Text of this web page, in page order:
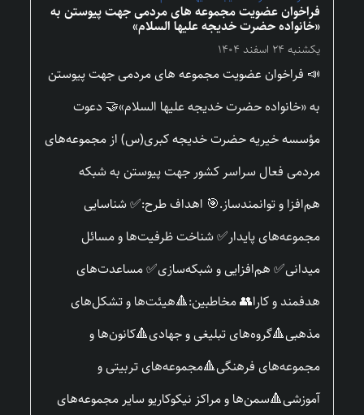
فراخوان عضویت مجموعه های مردمی جهت پیوستن به
«خانواده حضرت خدیجه علیها السلام»
یکشنبه ۲۴ اسفند ۱۴۰۴
📣 فراخوان عضویت مجموعه های مردمی جهت پیوستن
به «خانواده حضرت خدیجه علیها السلام»🤝 دعوت
مؤسسه خیریه حضرت خدیجه کبری(س) از مجموعه‌های
مردمی فعال سراسر کشور جهت پیوستن به شبکه
هم‌افزا و توانمندساز.🎯 اهداف طرح:✅ شناسایی
مجموعه‌های پایدار✅ شناخت ظرفیت‌ها و مسائل
میدانی✅ هم‌افزایی و شبکه‌سازی✅ مساعدت‌های
هدفمند و کارا👥 مخاطبین:🔺هیئت‌ها و تشکل‌های
مذهبی🔺گروه‌های تبلیغی و جهادی🔺کانون‌ها و
مجموعه‌های فرهنگی🔺مجموعه‌های تربیتی و
آموزشی🔺سمن‌ها و مراکز نیکوکاریو سایر مجموعه‌های